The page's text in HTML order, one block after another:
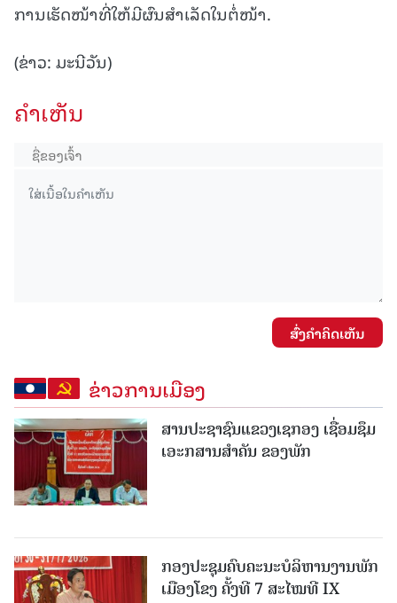
ການເຮັດໜ້າທີ່ໃຫ້ມີຜົນສໍາເລັດໃນຕໍ່ໜ້າ.
(ຂ່າວ: ມະນີວັນ)
ຄໍາເຫັນ
ສົ່ງຄໍາຄິດເຫັນ
ຂ່າວການເມືອງ
ສານປະຊາຊົນແຂວງເຊກອງ ເຊື່ອມຊຶມ
ເອະກສານສໍາຄັນ ຂອງພັກ
ກອງປະຊຸມຄົບຄະນະບໍລິຫານງານພັກ
ເມືອງໂຂງ ຄັ້ງທີ 7 ສະໄໝທີ IX